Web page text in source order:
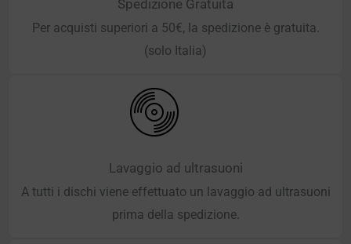
Spedizione Gratuita
Per acquisti superiori a 50€, la spedizione è gratuita.
(solo Italia)
Lavaggio ad ultrasuoni
A tutti i dischi viene effettuato un lavaggio ad ultrasuoni
prima della spedizione.